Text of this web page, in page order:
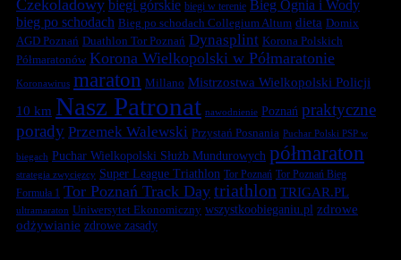
Czekoladowy biegi górskie biegi w terenie Bieg Ognia i Wody
bieg po schodach Bieg po schodach Collegium Altum dieta Domix
AGD Poznań Duathlon Tor Poznań Dynasplint Korona Polskich
Półmaratonów Korona Wielkopolski w Półmaratonie
Koronawirus maraton Millano Mistrzostwa Wielkopolski Policji
10 km Nasz Patronat nawodnienie Poznań praktyczne
porady Przemek Walewski Przystań Posnania Puchar Polski PSP w
biegach Puchar Wielkopolski Służb Mundurowych półmaraton
strategia zwycięzcy Super League Triathlon Tor Poznań Tor Poznań Bieg
Formuła 1 Tor Poznań Track Day triathlon TRIGAR.PL
ultramaraton Uniwersytet Ekonomiczny wszystkoobieganiu.pl zdrowe
odżywianie zdrowe zasady